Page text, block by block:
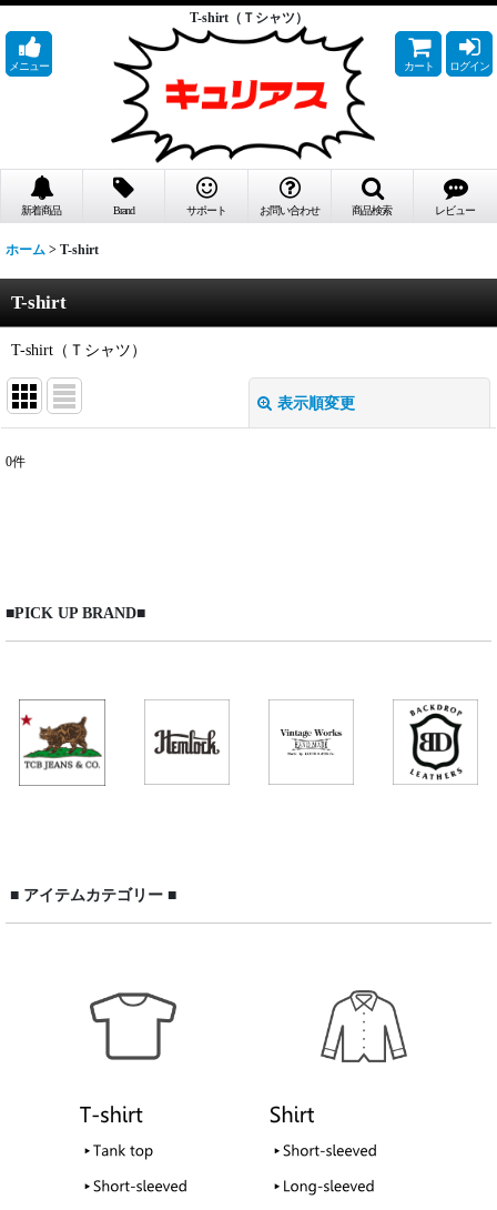
T-shirt（Ｔシャツ）
メニュー カート ログイン
新着商品 Brand サポート お問い合わせ 商品検索 レビュー
ホーム > T-shirt
T-shirt
T-shirt（Ｔシャツ）
表示順変更
並び順:
絞り込む
0件
■PICK UP BRAND■
■ アイテムカテゴリー ■